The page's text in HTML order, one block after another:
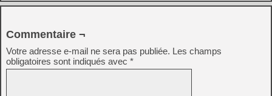
Commentaire ¬
Votre adresse e-mail ne sera pas publiée. Les champs
obligatoires sont indiqués avec *